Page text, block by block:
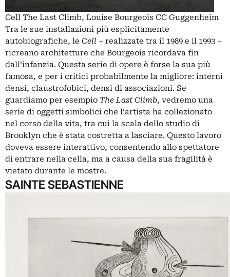
Cell The Last Climb, Louise Bourgeois CC Guggenheim
Tra le sue installazioni più esplicitamente
autobiografiche, le Cell – realizzate tra il 1989 e il 1993 –
ricreano architetture che Bourgeois ricordava fin
dall’infanzia. Questa serie di opere è forse la sua più
famosa, e per i critici probabilmente la migliore: interni
densi, claustrofobici, densi di associazioni. Se
guardiamo per esempio The Last Climb, vedremo una
serie di oggetti simbolici che l’artista ha collezionato
nel corso della vita, tra cui la scala dello studio di
Brooklyn che è stata costretta a lasciare. Questo lavoro
doveva essere interattivo, consentendo allo spettatore
di entrare nella cella, ma a causa della sua fragilità è
vietato durante le mostre.
SAINTE SEBASTIENNE